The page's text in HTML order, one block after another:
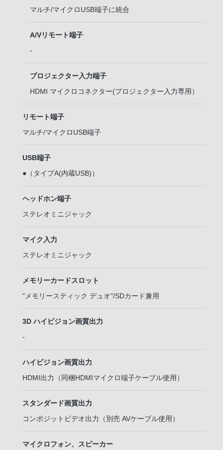
マルチ/マイクロUSB端子に統合
A/Vリモート端子
-
プロジェクター入力端子
HDMI マイクロコネクター(プロジェクター入力専用）
リモート端子
マルチ/マイクロUSB端子
USB端子
●（タイプA(内蔵USB)）
ヘッドホン端子
ステレオミニジャック
マイク入力
ステレオミニジャック
メモリーカードスロット
"メモリースティック デュオ"/SDカード兼用
3D ハイビジョン画質出力
-
ハイビジョン画質出力
HDMI出力（同梱HDMIマイクロ端子ケーブル使用）
スタンダード画質出力
コンポジットビデオ出力（別売 AVケーブル使用）
マイクロフォン、スピーカー